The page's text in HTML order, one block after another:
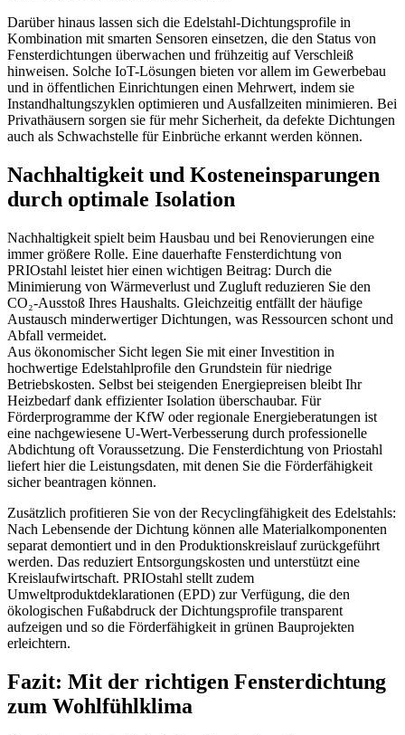
Darüber hinaus lassen sich die Edelstahl-Dichtungsprofile in
Kombination mit smarten Sensoren einsetzen, die den Status von
Fensterdichtungen überwachen und frühzeitig auf Verschleiß
hinweisen. Solche IoT-Lösungen bieten vor allem im Gewerbebau
und in öffentlichen Einrichtungen einen Mehrwert, indem sie
Instandhaltungszyklen optimieren und Ausfallzeiten minimieren. Bei
Privathäusern sorgen sie für mehr Sicherheit, da defekte Dichtungen
auch als Schwachstelle für Einbrüche erkannt werden können.
Nachhaltigkeit und Kosteneinsparungen
durch optimale Isolation
Nachhaltigkeit spielt beim Hausbau und bei Renovierungen eine
immer größere Rolle. Eine dauerhafte Fensterdichtung von
PRIOstahl leistet hier einen wichtigen Beitrag: Durch die
Minimierung von Wärmeverlust und Zugluft reduzieren Sie den
CO₂-Ausstoß Ihres Haushalts. Gleichzeitig entfällt der häufige
Austausch minderwertiger Dichtungen, was Ressourcen schont und
Abfall vermeidet.
Aus ökonomischer Sicht legen Sie mit einer Investition in
hochwertige Edelstahlprofile den Grundstein für niedrige
Betriebskosten. Selbst bei steigenden Energiepreisen bleibt Ihr
Heizbedarf dank effizienter Isolation überschaubar. Für
Förderprogramme der KfW oder regionale Energieberatungen ist
eine nachgewiesene U-Wert-Verbesserung durch professionelle
Abdichtung oft Voraussetzung. Die Fensterdichtung von Priostahl
liefert hier die Leistungsdaten, mit denen Sie die Förderfähigkeit
sicher beantragen können.
Zusätzlich profitieren Sie von der Recyclingfähigkeit des Edelstahls:
Nach Lebensende der Dichtung können alle Materialkomponenten
separat demontiert und in den Produktionskreislauf zurückgeführt
werden. Das reduziert Entsorgungskosten und unterstützt eine
Kreislaufwirtschaft. PRIOstahl stellt zudem
Umweltproduktdeklarationen (EPD) zur Verfügung, die den
ökologischen Fußabdruck der Dichtungsprofile transparent
aufzeigen und so die Förderfähigkeit in grünen Bauprojekten
erleichtern.
Fazit: Mit der richtigen Fensterdichtung
zum Wohlfühlklima